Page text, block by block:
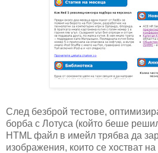
След безброй тестове,
борба с Лотуса (който беше
HTML файл в имейл трябва да
изображения, които се хостват